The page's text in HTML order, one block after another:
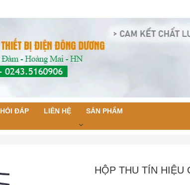
HỎI ĐÁP LIÊN HỆ SẢN PHẨM
HỘP THU TÍN HIỆU